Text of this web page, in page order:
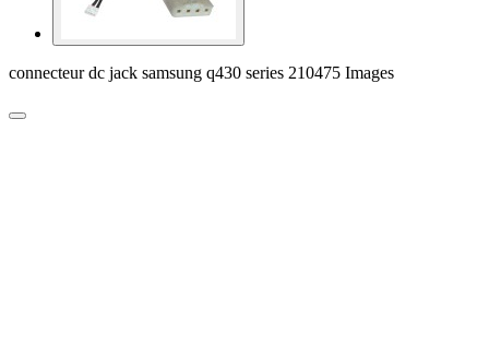
connecteur dc jack samsung q430 series 210475 Images